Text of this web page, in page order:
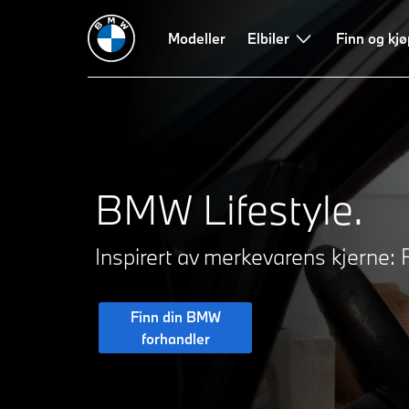
Modeller Elbiler Finn og
BMW Lifestyle.
Inspirert av merkevarens kjerne:
Finn din BMW
forhandler
Høydepunkter BMW Lifestyle Collections BMW Golf